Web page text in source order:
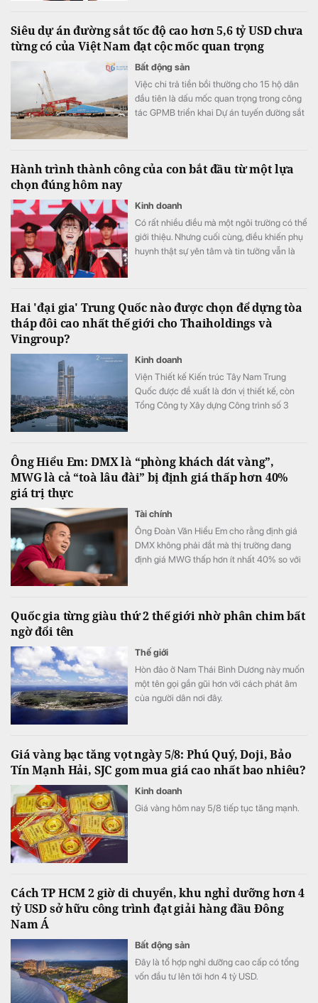
Siêu dự án đường sắt tốc độ cao hơn 5,6 tỷ USD chưa
từng có của Việt Nam đạt cộc mốc quan trọng
Bất động sản
Việc chi trả tiền bồi thường cho 15 hộ dân
đầu tiên là dấu mốc quan trọng trong công
tác GPMB triển khai Dự án tuyến đường sắt
Hành trình thành công của con bắt đầu từ một lựa
chọn đúng hôm nay
Kinh doanh
Có rất nhiều điều mà một ngôi trường có thể
giới thiệu. Nhưng cuối cùng, điều khiến phụ
huynh thật sự yên tâm và tin tưởng vẫn là
Hai 'đại gia' Trung Quốc nào được chọn để dựng tòa
tháp đôi cao nhất thế giới cho Thaiholdings và
Vingroup?
Kinh doanh
Viện Thiết kế Kiến trúc Tây Nam Trung
Quốc được đề xuất là đơn vị thiết kế, còn
Tổng Công ty Xây dựng Công trình số 3
Ông Hiểu Em: DMX là “phòng khách dát vàng”,
MWG là cả “toà lâu đài” bị định giá thấp hơn 40%
giá trị thực
Tài chính
Ông Đoàn Văn Hiểu Em cho rằng định giá
DMX không phải đắt mà thị trường đang
định giá MWG thấp hơn ít nhất 40% so với
Quốc gia từng giàu thứ 2 thế giới nhờ phân chim bất
ngờ đổi tên
Thế giới
Hòn đảo ở Nam Thái Bình Dương này muốn
một tên gọi gần gũi hơn với cách phát âm
của người dân nơi đây.
Giá vàng bạc tăng vọt ngày 5/8: Phú Quý, Doji, Bảo
Tín Mạnh Hải, SJC gom mua giá cao nhất bao nhiêu?
Kinh doanh
Giá vàng hôm nay 5/8 tiếp tục tăng mạnh.
Cách TP HCM 2 giờ di chuyển, khu nghỉ dưỡng hơn 4
tỷ USD sở hữu công trình đạt giải hàng đầu Đông
Nam Á
Bất động sản
Đây là tổ hợp nghỉ dưỡng cao cấp có tổng
vốn đầu tư lên tới hơn 4 tỷ USD.